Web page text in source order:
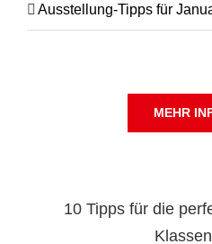
Ausstellung-Tipps für
MEHR
10 Tipps für die